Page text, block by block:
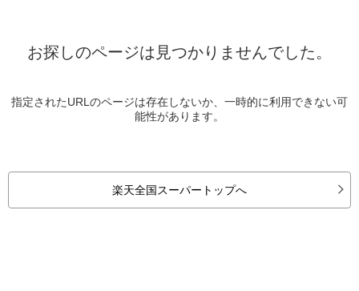
お探しのページは見つかりませんでした。
指定されたURLのページは存在しないか、一時的に利用できない可
能性があります。
楽天全国スーパートップへ